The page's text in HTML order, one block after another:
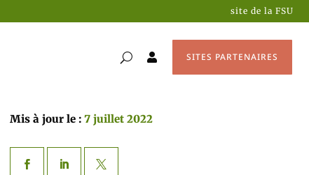
site de la FSU
 SITES PARTENAIRES
Mis à jour le : 7 juillet 2022